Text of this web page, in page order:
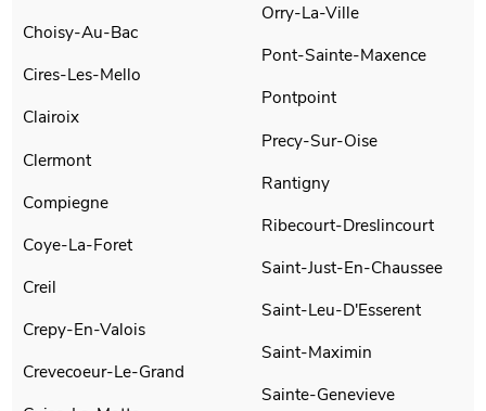
Choisy-Au-Bac
Cires-Les-Mello
Clairoix
Clermont
Compiegne
Coye-La-Foret
Creil
Crepy-En-Valois
Crevecoeur-Le-Grand
Orry-La-Ville
Pont-Sainte-Maxence
Pontpoint
Precy-Sur-Oise
Rantigny
Ribecourt-Dreslincourt
Saint-Just-En-Chaussee
Saint-Leu-D'Esserent
Saint-Maximin
Sainte-Genevieve